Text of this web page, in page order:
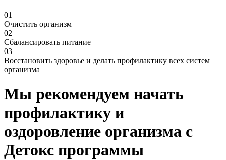
01
Очистить организм
02
Сбалансировать питание
03
Восстановить здоровье и делать профилактику всех систем
организма
Мы рекомендуем начать
профилактику и
оздоровление организма с
Детокс программы